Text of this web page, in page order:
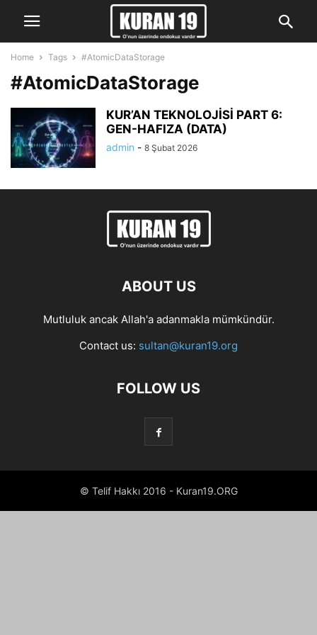
Home Tags #AtomicDataStorage
#AtomicDataStorage
KUR’AN TEKNOLOJİSİ PART 6:
GEN-HAFIZA (DATA)
admin - 8 Şubat 2026
ABOUT US
Mutluluk ancak Allah'a adanmakla mümkündür.
Contact us: sultan@kuran19.org
FOLLOW US
© Telif Hakkı 2016 - Kuran19.ORG